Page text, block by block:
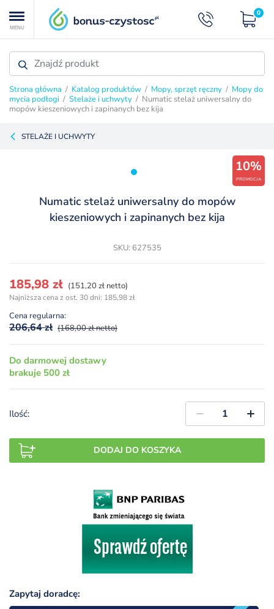
MENU
0
Strona główna / Katalog produktów / Mopy, sprzęt ręczny / Mopy do
mycia podłogi / Stelaże i uchwyty / Numatic stelaż uniwersalny do
mopów kieszeniowych i zapinanych bez kija
STELAŻE I UCHWYTY
Numatic stelaż uniwersalny do mopów
kieszeniowych i zapinanych bez kija
SKU: 627535
10%
PROMOCJA
206,64zł (168,00 zł netto)
Pierwotna
cena
wynosiła:
206,64 zł.
185,98 zł (151,20 zł netto)
Aktualna
cena
wynosi:
185,98 zł.
Najniższa cena z ost. 30 dni: 185,98zł
Cena regularna:
Do darmowej dostawy
brakuje 500 zł
Ilość:
DODAJ DO KOSZYKA
Zapytaj doradcę: